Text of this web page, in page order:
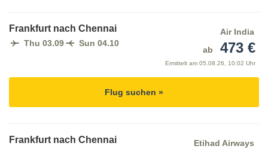
Frankfurt nach Chennai
Thu 03.09 Sun 04.10
Air India
ab
473 €
Ermittelt am 05.08.26, 10:02 Uhr
Flug suchen »
Frankfurt nach Chennai
Etihad Airways